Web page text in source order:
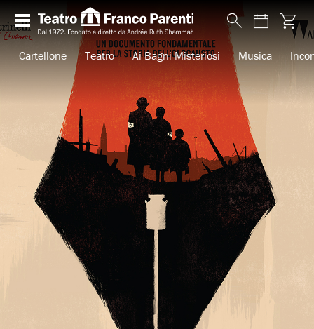
Cartellone Teatro Ai Bagni Misteriosi Musica